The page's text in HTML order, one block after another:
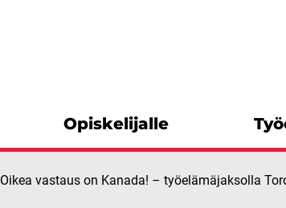
Opiskelijalle
Oikea vastaus on Kanada! – työelämäjaksolla